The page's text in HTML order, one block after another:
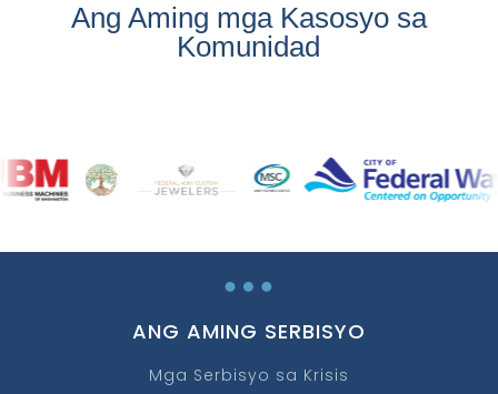
Ang Aming mga Kasosyo sa
Komunidad
…
ANG AMING SERBISYO
Mga Serbisyo sa Krisis